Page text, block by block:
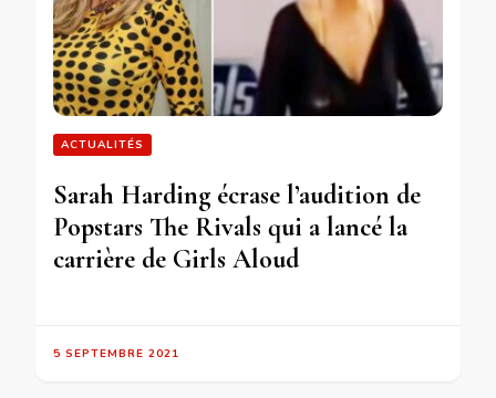
ACTUALITÉS
Sarah Harding écrase l’audition de
Popstars The Rivals qui a lancé la
carrière de Girls Aloud
5 SEPTEMBRE 2021